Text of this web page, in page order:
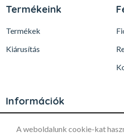
Termékeink
Termékek
Kiárusítás
Információk
A weboldalunk cookie-kat